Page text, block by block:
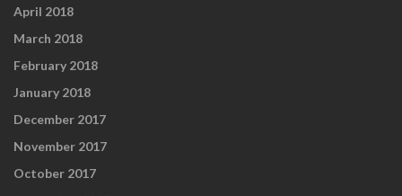
April 2018
March 2018
February 2018
January 2018
December 2017
November 2017
October 2017